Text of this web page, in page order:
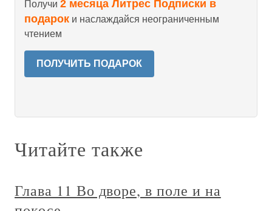
Получи 2 месяца Литрес Подписки в
подарок и наслаждайся неограниченным
чтением
ПОЛУЧИТЬ ПОДАРОК
Читайте также
Глава 11 Во дворе, в поле и на